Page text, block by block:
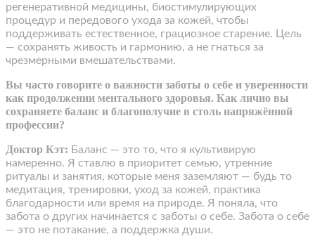
регенеративной медицины, биостимулирующих
процедур и передового ухода за кожей, чтобы
поддерживать естественное, грациозное старение. Цель
— сохранять живость и гармонию, а не гнаться за
чрезмерными вмешательствами.
Вы часто говорите о важности заботы о себе и уверенности
как продолжении ментального здоровья. Как лично вы
сохраняете баланс и благополучие в столь напряжённой
профессии?
Доктор Кэт: Баланс — это то, что я культивирую
намеренно. Я ставлю в приоритет семью, утренние
ритуалы и занятия, которые меня заземляют — будь то
медитация, тренировки, уход за кожей, практика
благодарности или время на природе. Я поняла, что
забота о других начинается с заботы о себе. Забота о себе
— это не потакание, а поддержка души.